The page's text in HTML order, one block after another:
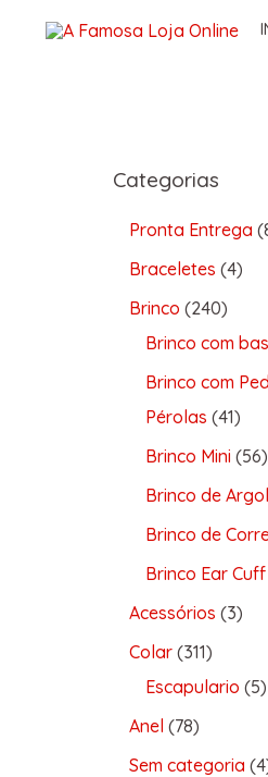
Categorias
Pronta Entrega
Braceletes 4
Brinco 240
Brinco com
Brinco com
Pérolas 41
Brinco Mini 56
Brinco de
Brinco de
Brinco Ear Cuff
Acessórios 3
Colar 311
Escapulario 5
Anel 78
Sem categoria 4